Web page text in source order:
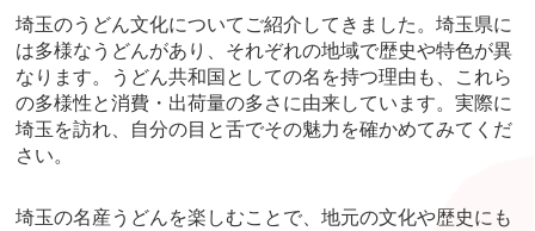
埼玉のうどん文化についてご紹介してきました。埼玉県に
は多様なうどんがあり、それぞれの地域で歴史や特色が異
なります。うどん共和国としての名を持つ理由も、これら
の多様性と消費・出荷量の多さに由来しています。実際に
埼玉を訪れ、自分の目と舌でその魅力を確かめてみてくだ
さい。
埼玉の名産うどんを楽しむことで、地元の文化や歴史にも